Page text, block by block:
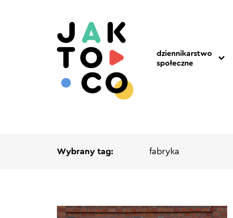
dziennikarstwo
społeczne
Wybrany tag: fabryka